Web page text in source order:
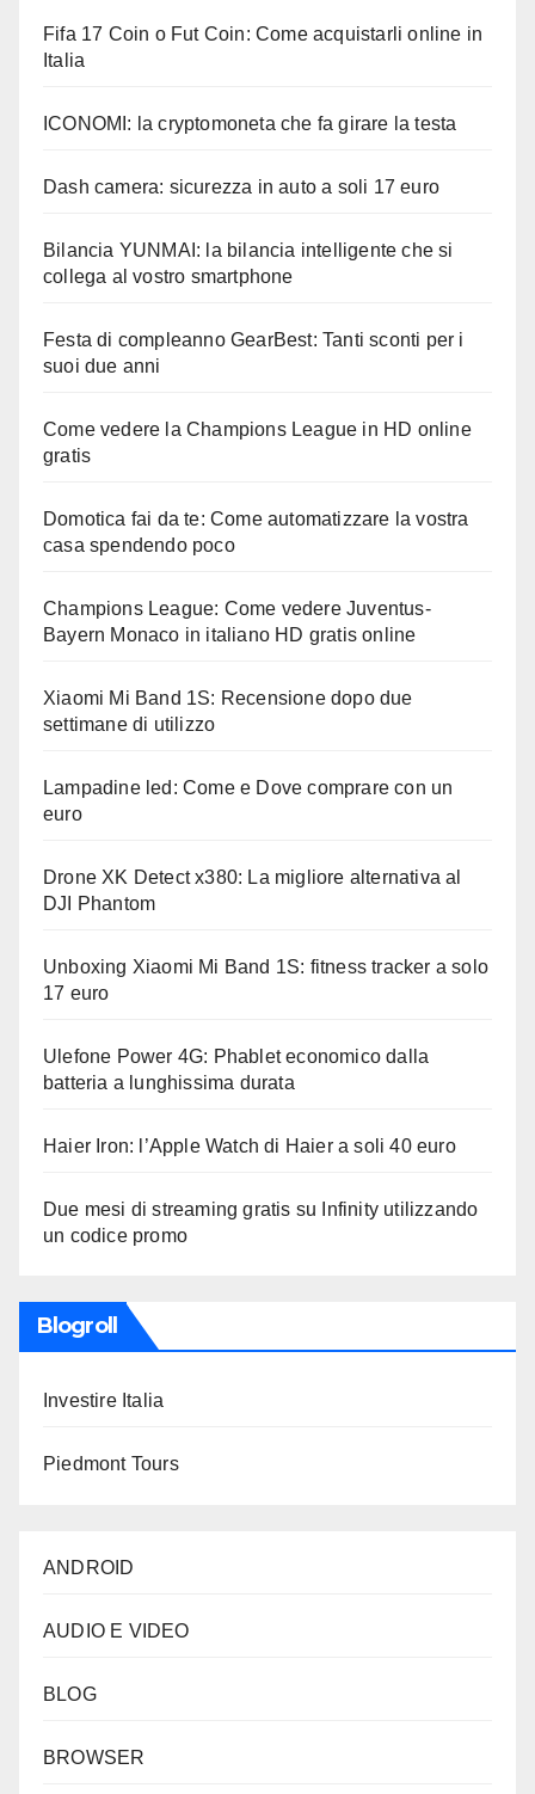
Fifa 17 Coin o Fut Coin: Come acquistarli online in
Italia
ICONOMI: la cryptomoneta che fa girare la testa
Dash camera: sicurezza in auto a soli 17 euro
Bilancia YUNMAI: la bilancia intelligente che si
collega al vostro smartphone
Festa di compleanno GearBest: Tanti sconti per i
suoi due anni
Come vedere la Champions League in HD online
gratis
Domotica fai da te: Come automatizzare la vostra
casa spendendo poco
Champions League: Come vedere Juventus-
Bayern Monaco in italiano HD gratis online
Xiaomi Mi Band 1S: Recensione dopo due
settimane di utilizzo
Lampadine led: Come e Dove comprare con un
euro
Drone XK Detect x380: La migliore alternativa al
DJI Phantom
Unboxing Xiaomi Mi Band 1S: fitness tracker a solo
17 euro
Ulefone Power 4G: Phablet economico dalla
batteria a lunghissima durata
Haier Iron: l’Apple Watch di Haier a soli 40 euro
Due mesi di streaming gratis su Infinity utilizzando
un codice promo
Blogroll
Investire Italia
Piedmont Tours
ANDROID
AUDIO E VIDEO
BLOG
BROWSER